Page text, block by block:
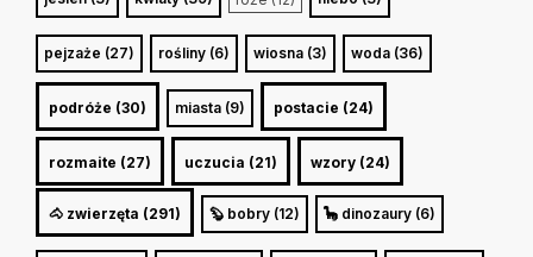
pejzaże (27) rośliny (6) wiosna (3) woda (36)
podróże (30) miasta (9) postacie (24)
rozmaite (27) uczucia (21) wzory (24)
🐴 zwierzęta (291) 🦫 bobry (12) 🦕 dinozaury (6)